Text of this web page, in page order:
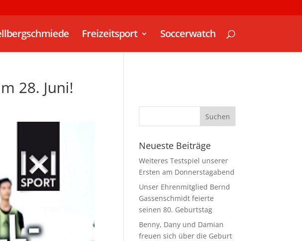
Freizeitsport Soccerwatch
28. Juni!
Neueste Beiträge
Weiteres Testspiel unserer
Ersten am Donnerstagabend
Unser Ehrenmitglied Bernd
Gassenschmidt feierte
seinen 80. Geburtstag
Benny, Dany und Damian
freuen sich über die Geburt